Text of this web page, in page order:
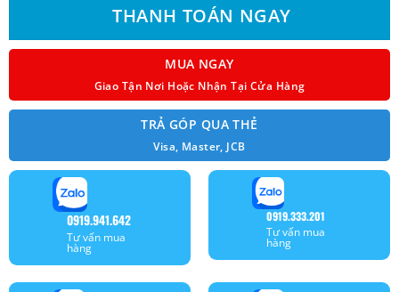
THANH TOÁN NGAY
MUA NGAY
Giao Tận Nơi Hoặc Nhận Tại Cửa Hàng
TRẢ GÓP QUA THẺ
Visa, Master, JCB
0919.941.642
Tư vấn mua
hàng
0919.333.201
Tư vấn mua
hàng